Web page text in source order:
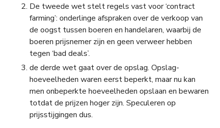
De tweede wet stelt regels vast voor ‘contract
farming’: onderlinge afspraken over de verkoop van
de oogst tussen boeren en handelaren, waarbij de
boeren prijsnemer zijn en geen verweer hebben
tegen ‘bad deals’.
de derde wet gaat over de opslag. Opslag-
hoeveelheden waren eerst beperkt, maar nu kan
men onbeperkte hoeveelheden opslaan en bewaren
totdat de prijzen hoger zijn. Speculeren op
prijsstijgingen dus.